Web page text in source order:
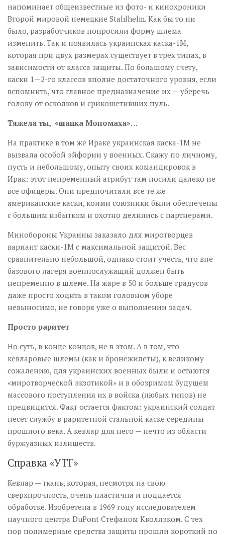
напоминает общеизвестные из фото- и кино­хроники
Второй мировой немецкие Stahlhelm. Как бы то ни
было, разработчиков попросили форму шлема
изменить. Так и появилась украинская каска-1М,
которая при двух размерах существует в трех типах, в
зависимости от класса защиты. По большому счету,
каски 1—2-го классов вполне достаточного уровня, если
вспомнить, что главное предназначение их — уберечь
голову от осколков и срикошетивших пуль.
Тяжела ты, «шапка Мономаха»…
На практике в том же Ираке украинская каска-1М не
вызвала особой эйфории у военных. Скажу по личному,
пусть и небольшому, опыту своих командировок в
Ирак: этот непременный атрибут там носили далеко не
все офицеры. Они предпочитали все те же
американские каски, коими союзники были обеспечены
с большим избытком и охотно делились с партнерами.
Минобороны Украины заказало для миротворцев
вариант каски-1М с максимальной защитой. Вес
сравнительно небольшой, однако стоит учесть, что вне
базового лагеря военнослужащий должен быть
непременно в шлеме. На жаре в 50 и больше градусов
даже просто ходить в таком головном уборе
невыносимо, не говоря уже о выполнении задач.
Просто раритет
Но суть, в конце концов, не в этом. А в том, что
кевларовые шлемы (как и бронежилеты), к великому
сожалению, для украинских военных были и остаются
«миротворческой экзотикой» и в обозримом будущем
массового поступления их в войска (любых типов) не
предвидится. Факт остается фактом: украинский солдат
несет службу в раритетной стальной каске середины
прошлого века. А кевлар для него — нечто из области
буржуазных излишеств.
Справка «УТГ»
Кевлар — ткань, которая, несмотря на свою
сверхпрочность, очень пластична и поддается
обработке. Изобретена в 1969 году исследователем
научного центра DuPont Стефаном Кволлэком. С тех
пор полимерные средства защиты прошли короткий по